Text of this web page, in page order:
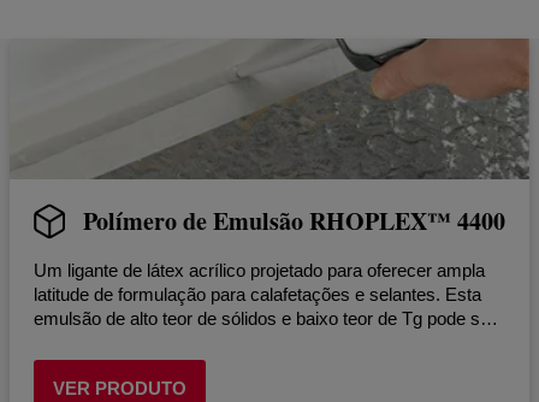
Polímero de Emulsão RHOPLEX™ 4400
Um ligante de látex acrílico projetado para oferecer ampla
latitude de formulação para calafetações e selantes. Esta
emulsão de alto teor de sólidos e baixo teor de Tg pode ser
desempenho de ASTM C920 e Classe 12.5 a 35 e ASTM C
834 Grau 18°.
VER PRODUTO